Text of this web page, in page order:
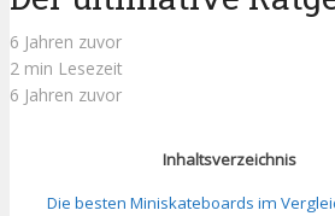
6 Jahren zuvor
2 min Lesezeit
6 Jahren zuvor
Inhaltsverzeichnis
Die besten Miniskateboards im